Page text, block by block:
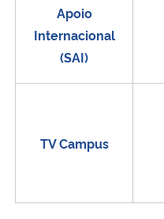
Apoio
Internacional
(SAI)
TV Campus